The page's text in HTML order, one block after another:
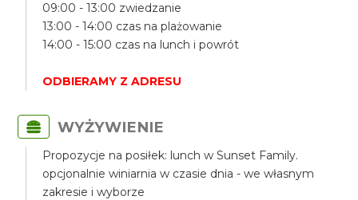
09:00 - 13:00 zwiedzanie
13:00 - 14:00 czas na plażowanie
14:00 - 15:00 czas na lunch i powrót
ODBIERAMY Z ADRESU
WYŻYWIENIE
Propozycje na posiłek: lunch w Sunset Family.
opcjonalnie winiarnia w czasie dnia - we własnym
zakresie i wyborze